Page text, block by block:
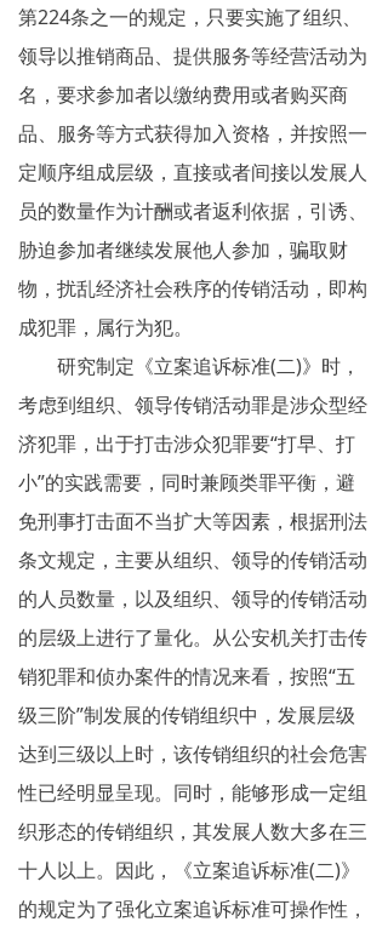
第224条之一的规定，只要实施了组织、
领导以推销商品、提供服务等经营活动为
名，要求参加者以缴纳费用或者购买商
品、服务等方式获得加入资格，并按照一
定顺序组成层级，直接或者间接以发展人
员的数量作为计酬或者返利依据，引诱、
胁迫参加者继续发展他人参加，骗取财
物，扰乱经济社会秩序的传销活动，即构
成犯罪，属行为犯。
研究制定《立案追诉标准(二)》时，
考虑到组织、领导传销活动罪是涉众型经
济犯罪，出于打击涉众犯罪要“打早、打
小”的实践需要，同时兼顾类罪平衡，避
免刑事打击面不当扩大等因素，根据刑法
条文规定，主要从组织、领导的传销活动
的人员数量，以及组织、领导的传销活动
的层级上进行了量化。从公安机关打击传
销犯罪和侦办案件的情况来看，按照“五
级三阶”制发展的传销组织中，发展层级
达到三级以上时，该传销组织的社会危害
性已经明显呈现。同时，能够形成一定组
织形态的传销组织，其发展人数大多在三
十人以上。因此，《立案追诉标准(二)》
的规定为了强化立案追诉标准可操作性，